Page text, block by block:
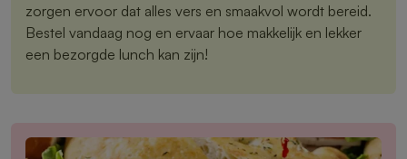
zorgen ervoor dat alles vers en smaakvol wordt bereid.
Bestel vandaag nog en ervaar hoe makkelijk en lekker
een bezorgde lunch kan zijn!